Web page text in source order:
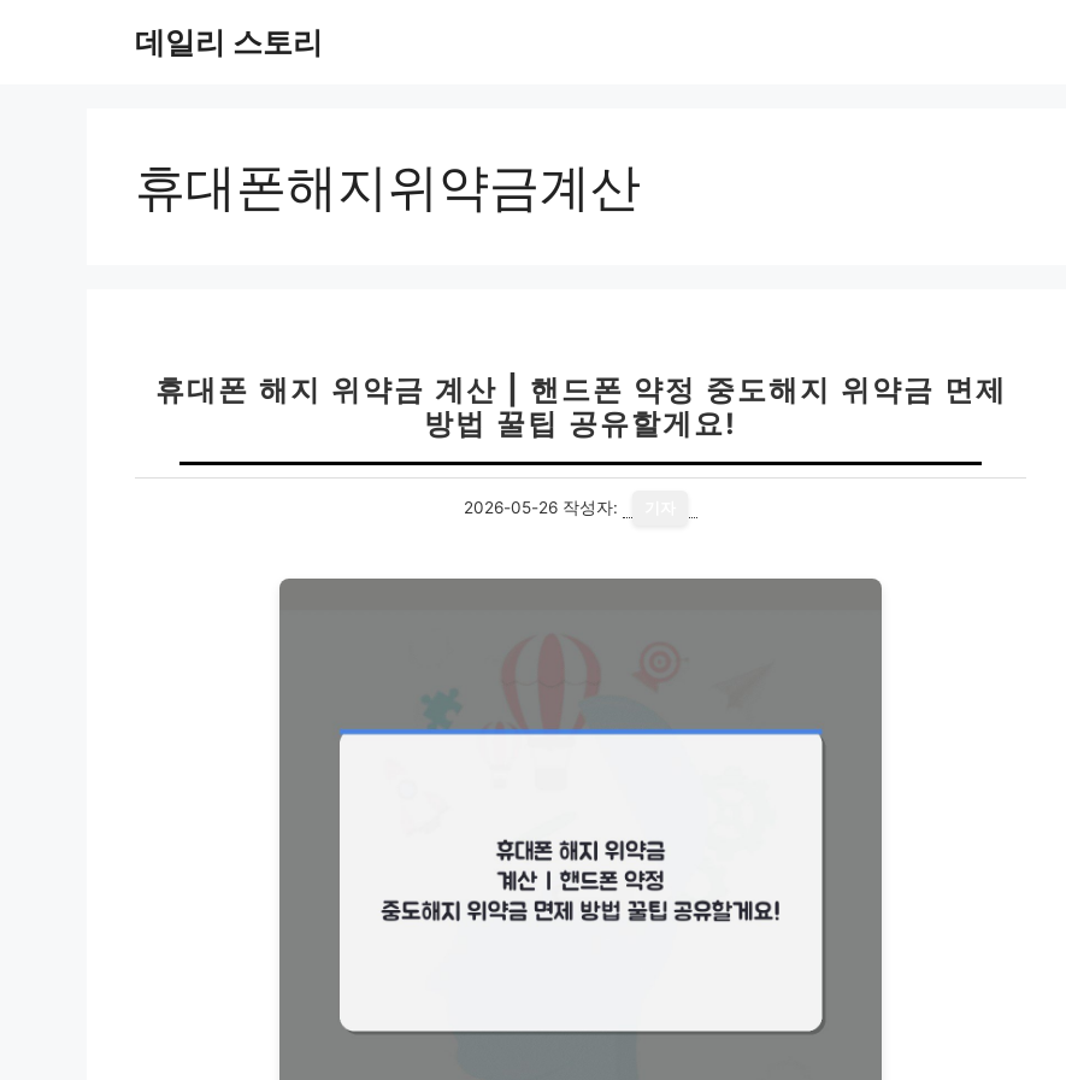
데일리 스토리
휴대폰해지위약금계산
휴대폰 해지 위약금 계산 | 핸드폰 약정 중도해지 위약금 면제
방법 꿀팁 공유할게요!
2026-05-26 작성자: